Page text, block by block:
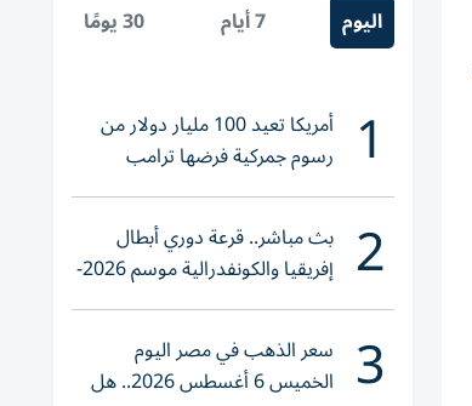
اليوم 7 أيام 30 يومًا
1 أمريكا تعيد 100 مليار دولار من
رسوم جمركية فرضها ترامب
2 بث مباشر.. قرعة دوري أبطال
إفريقيا والكونفدرالية موسم 2026-
2027
3 سعر الذهب في مصر اليوم
الخميس 6 أغسطس 2026.. هل